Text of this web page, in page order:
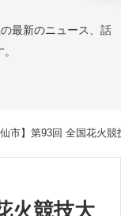
最新のニュース、話
仙市】第93回 全国花火
火競技大